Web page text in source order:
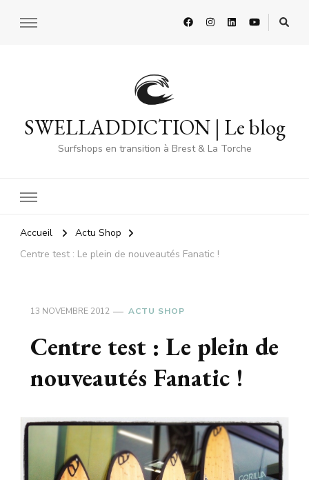
SWELLADDICTION | Le blog
Surfshops en transition à Brest & La Torche
Accueil
Actu Shop
Centre test : Le plein de nouveautés Fanatic !
13 NOVEMBRE 2012 ACTU SHOP
Centre test : Le plein de
nouveautés Fanatic !